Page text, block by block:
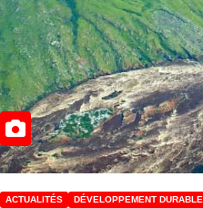
ACTUALITÉS DÉVELOPPEMENT DURABLE